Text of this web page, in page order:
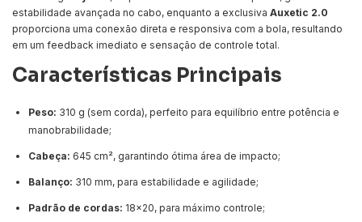
estabilidade avançada no cabo, enquanto a exclusiva Auxetic 2.0
proporciona uma conexão direta e responsiva com a bola, resultando
em um feedback imediato e sensação de controle total.
Características Principais
Peso: 310 g (sem corda), perfeito para equilíbrio entre potência e
manobrabilidade;
Cabeça: 645 cm², garantindo ótima área de impacto;
Balanço: 310 mm, para estabilidade e agilidade;
Padrão de cordas: 18x20, para máximo controle;